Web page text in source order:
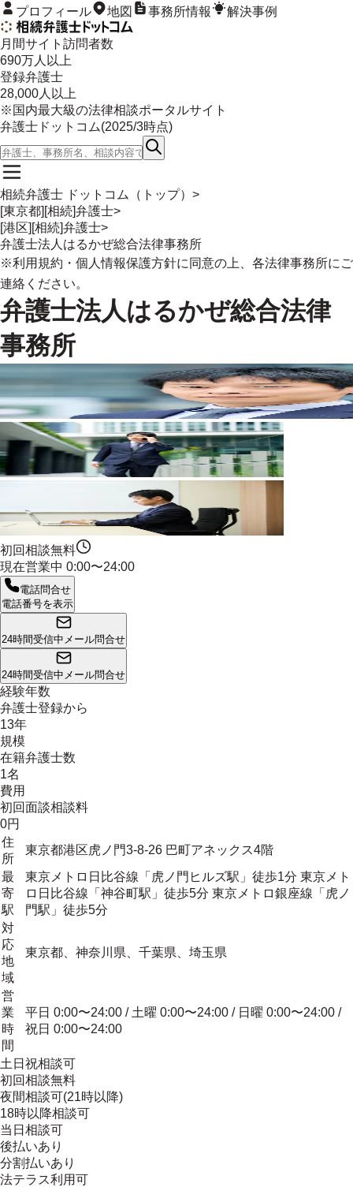
プロフィール 地図 事務所情報 解決事例
月間サイト訪問者数
690万人以上
登録弁護士
28,000人以上
※国内最大級の法律相談ポータルサイト
弁護士ドットコム(2025/3時点)
相続弁護士 ドットコム（トップ） >
[東京都][相続]弁護士>
[港区][相続]弁護士>
弁護士法人はるかぜ総合法律事務所
※利用規約 ・ 個人情報保護方針に同意の上、各法律事務所にご
連絡ください。
弁護士法人はるかぜ総合法律
事務所
初回相談無料
現在営業中 0:00〜24:00
電話問合せ
電話番号を表示
24時間受信中 メール問合せ
24時間受信中 メール問合せ
経験年数
弁護士登録から
13年
規模
在籍弁護士数
1名
費用
初回面談相談料
0円
住
所
東京都港区虎ノ門3-8-26 巴町アネックス4階
最
寄
駅
東京メトロ日比谷線「虎ノ門ヒルズ駅」徒歩1分 東京メト
ロ日比谷線「神谷町駅」徒歩5分 東京メトロ銀座線「虎ノ
門駅」徒歩5分
対
応
地
域
東京都、神奈川県、千葉県、埼玉県
営
業
時
間
平日 0:00〜24:00 / 土曜 0:00〜24:00 / 日曜 0:00〜24:00 /
祝日 0:00〜24:00
土日祝相談可
初回相談無料
夜間相談可(21時以降)
18時以降相談可
当日相談可
後払いあり
分割払いあり
法テラス利用可